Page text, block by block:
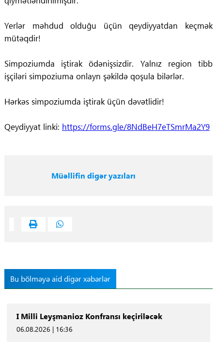
Yerlər məhdud olduğu üçün qeydiyyatdan keçmək
mütəqdir!
Simpoziumda iştirak ödənişsizdir. Yalnız region tibb
işçiləri simpoziuma onlayn şəkildə qoşula bilərlər.
Hərkəs simpoziumda iştirak üçün dəvətlidir!
Qeydiyyat linki: https://forms.gle/8NdBeH7eTSmrMa2Y9
Müəllifin digər yazıları
Bu bölməyə aid digər xəbərlər
I Milli Leyşmanioz Konfransı keçiriləcək
06.08.2026 | 16:36